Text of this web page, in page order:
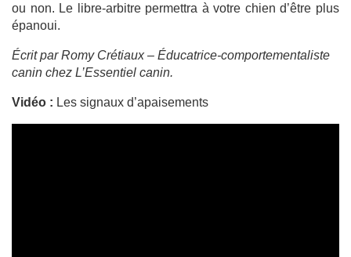
ou non. Le libre-arbitre permettra à votre chien d’être plus
épanoui.
Écrit par Romy Crétiaux – Éducatrice-comportementaliste
canin chez L’Essentiel canin.
Vidéo : Les signaux d’apaisements